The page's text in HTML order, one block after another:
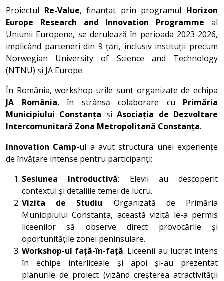
Proiectul Re-Value, finanțat prin programul Horizon
Europe Research and Innovation Programme al
Uniunii Europene, se derulează în perioada 2023-2026,
implicând parteneri din 9 țări, inclusiv instituții precum
Norwegian University of Science and Technology
(NTNU) și JA Europe.
În România, workshop-urile sunt organizate de echipa
JA România, în strânsă colaborare cu Primăria
Municipiului Constanța șiAsociația de Dezvoltare
Intercomunitară Zona Metropolitană Constanța.
Innovation Camp-ul a avut structura unei experiențe
de învățare intense pentru participanți:
Sesiunea Introductivă: Elevii au descoperit
contextul și detaliile temei de lucru.
Vizita de Studiu: Organizată de Primăria
Municipiului Constanța, această vizită le-a permis
liceenilor să observe direct provocările și
oportunitățile zonei peninsulare.
Workshop-ul față-în-față: Liceenii au lucrat intens
în echipe interliceale și apoi și-au prezentat
planurile de proiect (vizând creșterea atractivității